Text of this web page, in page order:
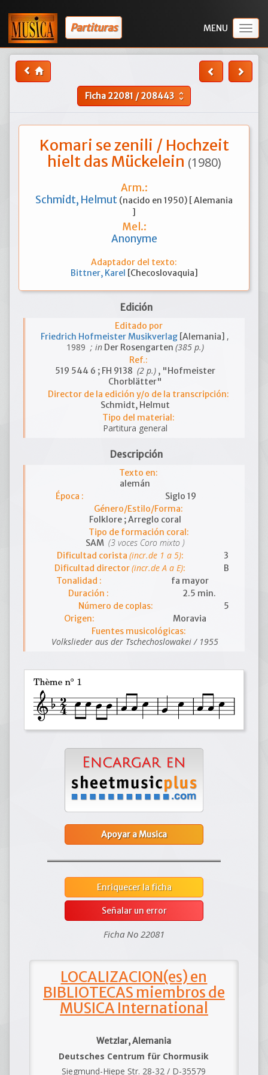
Partituras
Ficha22081 /208443 unfold_more
Komari se zenili / Hochzeit
hielt das Mückelein (1980)
Arm.:
Schmidt, Helmut (nacido en 1950) [ Alemania
]
Mel.:
Anonyme
Adaptador del texto:
Bittner, Karel [Checoslovaquia]
Edición
Editado por
Friedrich Hofmeister Musikverlag [Alemania] ,
1989 ; inDer Rosengarten (385 p.)
Ref.:
519 544 6 ; FH 9138 (2 p.), "Hofmeister
Chorblätter"
Director de la edición y/o de la transcripción:
Schmidt, Helmut
Tipo del material:
Partitura general
Descripción
Texto en:
alemán
Época :
Siglo 19
Género/Estilo/Forma:
Folklore ; Arreglo coral
Tipo de formación coral:
SAM (3 voces Coro mixto )
Dificultad corista (incr.de 1 a 5):
3
Dificultad director(incr.de A a E):
B
Tonalidad :
fa mayor
Duración :
2.5 min.
Número de coplas:
5
Origen:
Moravia
Fuentes musicológicas:
Volkslieder aus der Tschechoslowakei / 1955
Apoyar a Musica
Enriquecer la ficha
Señalar un error
Ficha No 22081
LOCALIZACION(es) en
BIBLIOTECAS miembros de
MUSICA International
Wetzlar, Alemania
Deutsches Centrum für Chormusik
Siegmund-Hiepe Str. 28-32 / D-35579